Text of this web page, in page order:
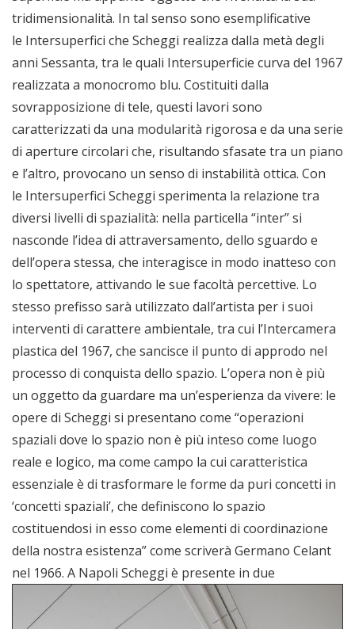
tridimensionalità. In tal senso sono esemplificative
le Intersuperfici che Scheggi realizza dalla metà degli
anni Sessanta, tra le quali Intersuperficie curva del 1967
realizzata a monocromo blu. Costituiti dalla
sovrapposizione di tele, questi lavori sono
caratterizzati da una modularità rigorosa e da una serie
di aperture circolari che, risultando sfasate tra un piano
e l’altro, provocano un senso di instabilità ottica. Con
le Intersuperfici Scheggi sperimenta la relazione tra
diversi livelli di spazialità: nella particella “inter” si
nasconde l’idea di attraversamento, dello sguardo e
dell’opera stessa, che interagisce in modo inatteso con
lo spettatore, attivando le sue facoltà percettive. Lo
stesso prefisso sarà utilizzato dall’artista per i suoi
interventi di carattere ambientale, tra cui l’Intercamera
plastica del 1967, che sancisce il punto di approdo nel
processo di conquista dello spazio. L’opera non è più
un oggetto da guardare ma un’esperienza da vivere: le
opere di Scheggi si presentano come “operazioni
spaziali dove lo spazio non è più inteso come luogo
reale e logico, ma come campo la cui caratteristica
essenziale è di trasformare le forme da puri concetti in
‘concetti spaziali’, che definiscono lo spazio
costituendosi in esso come elementi di coordinazione
della nostra esistenza” come scriverà Germano Celant
nel 1966. A Napoli Scheggi è presente in due